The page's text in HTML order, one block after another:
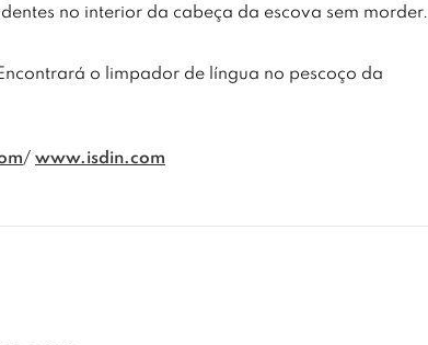
no interior da cabeça da escova sem morder.
o limpador de língua no pescoço da
/ www.isdin.com